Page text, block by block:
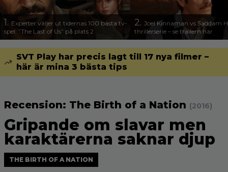
1. Experter väljer ut tidernas 100 bästa tv-
spel: ”The Last of Us” på plats 2
2. Joel Kinnaman vs Saddam
thrillerserie – se trailern här
SVT Play har precis lagt till 17 nya filmer –
här är mina 3 bästa tips
Recension: The Birth of a Nation (2016)
Gripande om slavar men
karaktärerna saknar djup
THE BIRTH OF A NATION